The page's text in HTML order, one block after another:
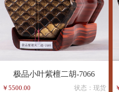
极品小叶紫檀二胡-7066
￥5500.00 状态：现货